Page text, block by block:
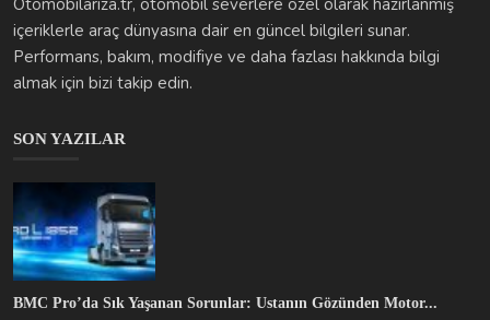
BMC Pro’da Sık Yaşanan Sorunlar: Ustanın Gözünden Motor...
otomobilarizakodlari Oca 8, 2026
BMC Fatih’te En Çok Karşılaşılan Arızalar: “Önce Şunu K...
otomobilarizakodlari